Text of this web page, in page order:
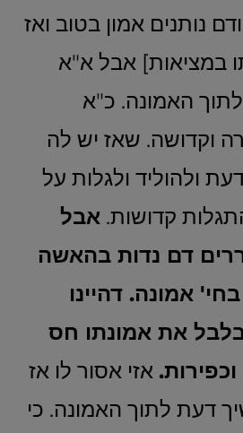
נותנים אמון בטוב ואז
במציאות] אבל א"א
האמונה. כ"א
וקדושה. שאז יש לה
ולהוליד ולגלות על
קדושות. אבל
דם נדות בהאשה
אמונה. דהיינו
את אמונתו חס
אזי אסור לו אז
דעת לתוך האמונה. כי